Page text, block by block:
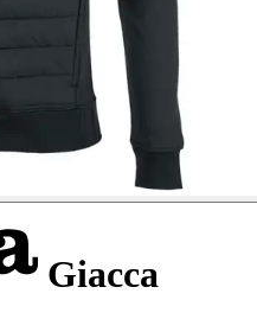
Giacca